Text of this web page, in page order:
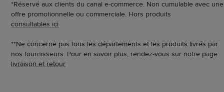
*Réservé aux clients du canal e-commerce. Non cumulable avec une
offre promotionnelle ou commerciale. Hors produits
consultables ici
**Ne concerne pas tous les départements et les produits livrés par
nos fournisseurs. Pour en savoir plus, rendez-vous sur notre page
livraison et retour